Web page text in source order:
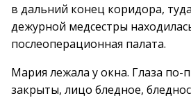
в дальний конец коридора,
дежурной медсестры
послеоперационная палата.
Мария лежала у окна. Глаза по-
закрыты, лицо бледное,